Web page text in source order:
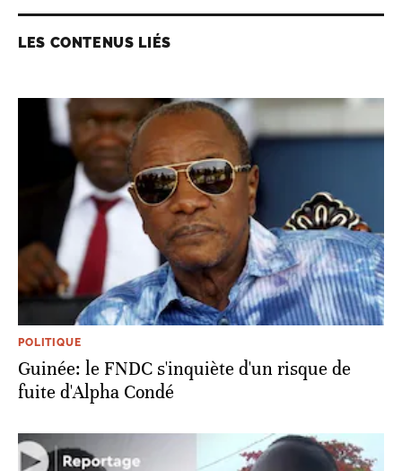
LES CONTENUS LIÉS
POLITIQUE
Guinée: le FNDC s'inquiète d'un risque de
fuite d'Alpha Condé